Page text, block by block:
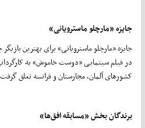
جایزه «مارچلو ماسترویانی»
جایزه «مارچلو ماسترویانی» برای بهترین
در فیلم سینمایی «دوست خاموش» به
کشورهای آلمان، مجارستان و فرانسه تعلق گرفت.
برندگان بخش «مسابقه افق‌ها»